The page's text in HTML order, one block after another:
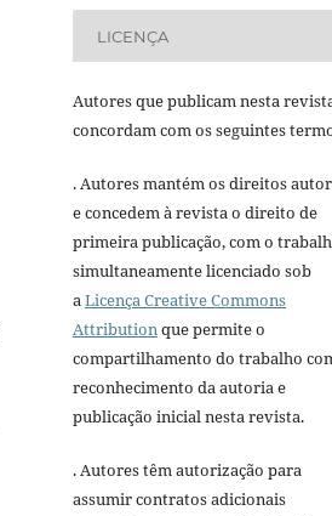
LICENÇA
Autores que publicam nesta
concordam com os seguintes
. Autores mantém os direitos
e concedem à revista o direito de
primeira publicação, com o
simultaneamente licenciado sob
aLicença Creative Commons
Attributionque permite o
compartilhamento do trabalho
reconhecimento da autoria e
publicação inicial nesta revista.
. Autores têm autorização para
assumir contratos adicionais